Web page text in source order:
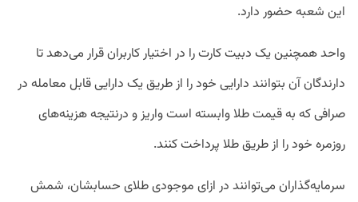
این شعبه حضور دارد.
واحد همچنین یک دبیت کارت را در اختیار کاربران قرار می‌دهد تا
دارندگان آن بتوانند دارایی خود را از طریق یک دارایی قابل معامله در
صرافی که به قیمت طلا وابسته است واریز و درنتیجه هزینه‌های
روزمره خود را از طریق طلا پرداخت کنند.
سرمایه‌گذاران می‌توانند در ازای موجودی طلای حسابشان، شمش‌